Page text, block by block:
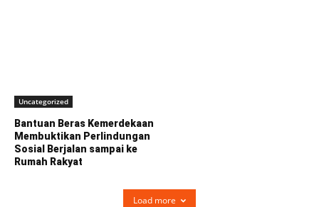
Uncategorized
Bantuan Beras Kemerdekaan
Membuktikan Perlindungan
Sosial Berjalan sampai ke
Rumah Rakyat
Load more